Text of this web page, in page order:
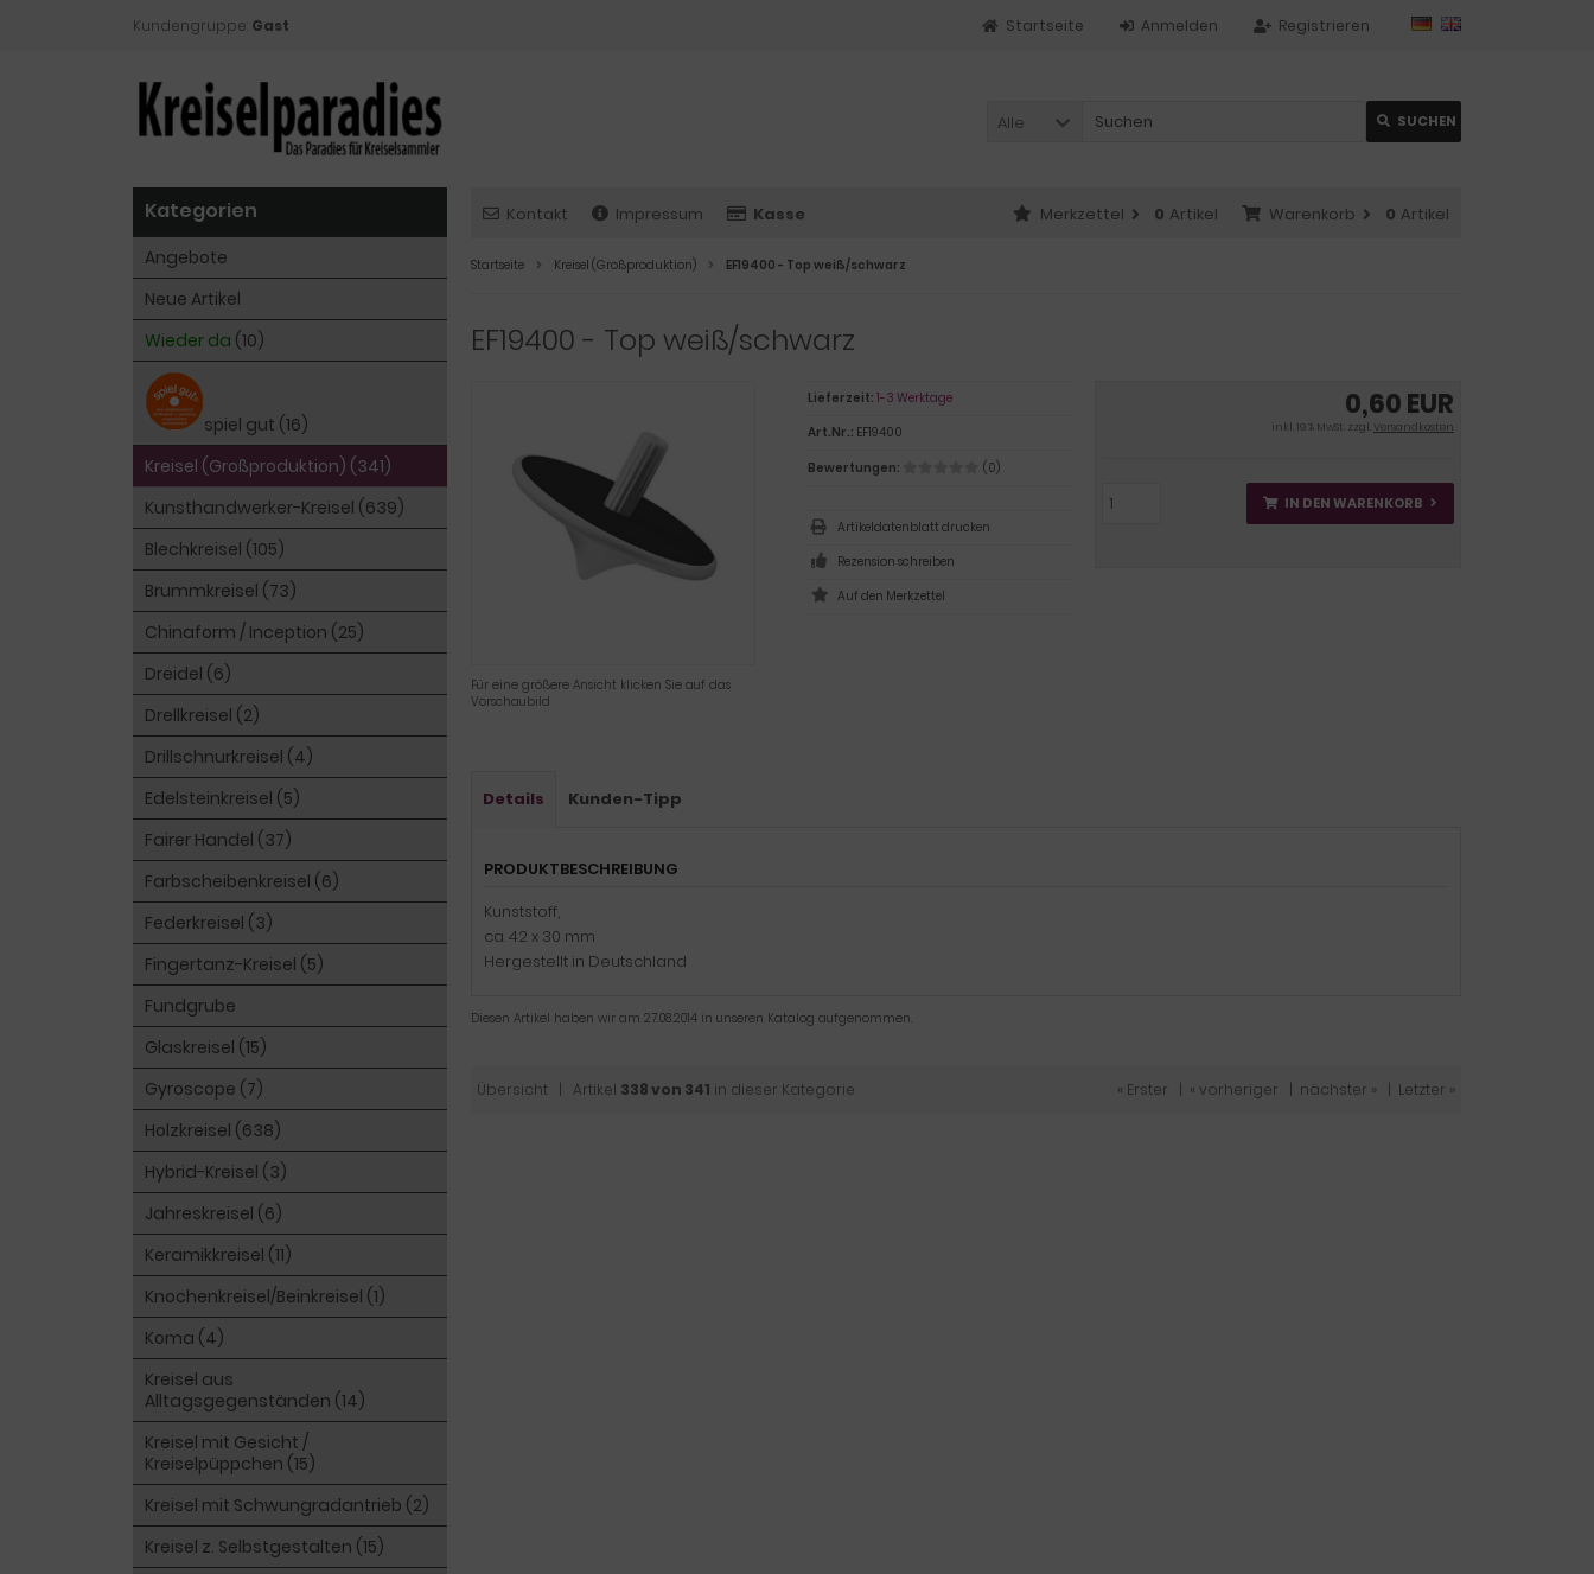
Kundengruppe: Gast Registrieren
Anmelden
Startseite
Alle SUCHEN
Kontakt Impressum Kasse Warenkorb 0 Artikel
Merkzettel 0 Artikel
Startseite Kreisel (Großproduktion) EF19400 - Top weiß/schwarz
EF19400 - Top weiß/schwarz
Für eine größere Ansicht klicken Sie auf das
Vorschaubild
0,60 EUR
inkl. 19 % MwSt. zzgl.Versandkosten
IN DEN WARENKORB
Lieferzeit: 1-3 Werktage
Art.Nr.: EF19400
Bewertungen:
(0)
Artikeldatenblatt drucken
Rezension schreiben
Details Kunden-Tipp
PRODUKTBESCHREIBUNG
Kunststoff,
ca. 42 x 30 mm
Hergestellt in Deutschland
Diesen Artikel haben wir am 27.08.2014 in unseren Katalog aufgenommen.
Übersicht | Artikel 338 von 341 in dieser Kategorie « Erster « vorheriger nächster » Letzter »
Kategorien
Angebote
Neue Artikel
Wieder da (10)
spiel gut (16)
Kreisel (Großproduktion) (341)
Kunsthandwerker-Kreisel (639)
Blechkreisel (105)
Brummkreisel (73)
Chinaform / Inception (25)
Dreidel (6)
Drellkreisel (2)
Drillschnurkreisel (4)
Edelsteinkreisel (5)
Fairer Handel (37)
Farbscheibenkreisel (6)
Federkreisel (3)
Fingertanz-Kreisel (5)
Fundgrube
Glaskreisel (15)
Gyroscope (7)
Holzkreisel (638)
Hybrid-Kreisel (3)
Jahreskreisel (6)
Keramikkreisel (11)
Knochenkreisel/Beinkreisel (1)
Koma (4)
Kreisel aus
Alltagsgegenständen (14)
Kreisel mit Gesicht /
Kreiselpüppchen (15)
Kreisel mit Schwungradantrieb (2)
Kreisel z. Selbstgestalten (15)